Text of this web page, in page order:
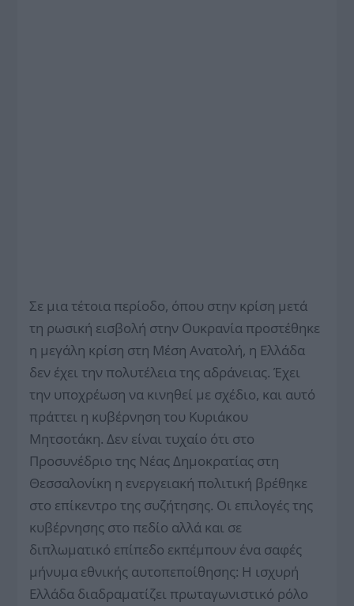
Σε μια τέτοια περίοδο, όπου στην κρίση μετά
τη ρωσική εισβολή στην Ουκρανία προστέθηκε
η μεγάλη κρίση στη Μέση Ανατολή, η Ελλάδα
δεν έχει την πολυτέλεια της αδράνειας. Έχει
την υποχρέωση να κινηθεί με σχέδιο, και αυτό
πράττει η κυβέρνηση του Κυριάκου
Μητσοτάκη. Δεν είναι τυχαίο ότι στο
Προσυνέδριο της Νέας Δημοκρατίας στη
Θεσσαλονίκη η ενεργειακή πολιτική βρέθηκε
στο επίκεντρο της συζήτησης. Οι επιλογές της
κυβέρνησης στο πεδίο αλλά και σε
διπλωματικό επίπεδο εκπέμπουν ένα σαφές
μήνυμα εθνικής αυτοπεποίθησης: H ισχυρή
Ελλάδα διαδραματίζει πρωταγωνιστικό ρόλο